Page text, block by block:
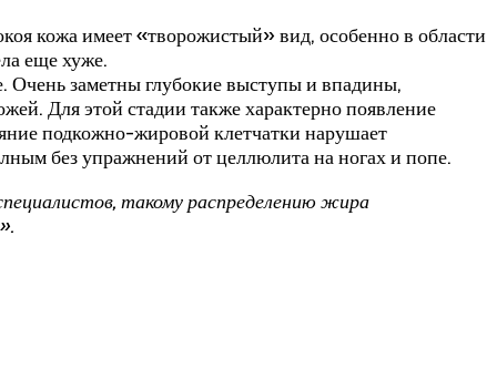
кожа имеет «творожистый» вид, особенно в области
еще хуже.
Очень заметны глубокие выступы и впадины,
Для этой стадии также характерно появление
подкожно-жировой клетчатки нарушает
без упражнений от целлюлита на ногах и попе.
такому распределению жира